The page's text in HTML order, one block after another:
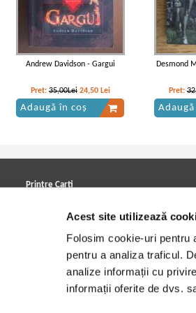
Acest site utilizează
Folosim cookie-uri pentru
pentru a analiza traficul.
analize informații cu
informații oferite de dvs.
Andrew Davidson - Gargui
Pret: 35,00Lei 24,50 Lei
Adaugă în coș
Desmond
Pret:
Printre Carti
Cele mai căutate cărți
Blog Printre Carti
Cărţi sub 5 lei
Cărţi sub 8 lei